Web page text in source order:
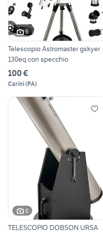
6
Telescopio Astromaster gskyer
130eq con specchio
100 €
Carini(PA)
6
TELESCOPIO DOBSON URSA